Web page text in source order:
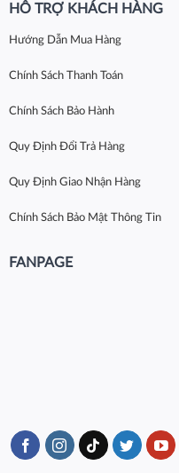
HỖ TRỢ KHÁCH HÀNG
Hướng Dẫn Mua Hàng
Chính Sách Thanh Toán
Chính Sách Bảo Hành
Quy Định Đổi Trả Hàng
Quy Định Giao Nhận Hàng
Chính Sách Bảo Mật Thông Tin
FANPAGE